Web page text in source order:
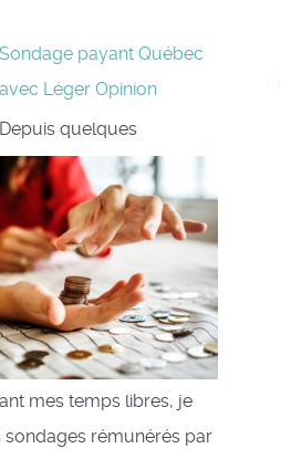
Sondage payant Québec
avec Léger Opinion
Depuis quelques
mes temps libres, je
sondages rémunérés par